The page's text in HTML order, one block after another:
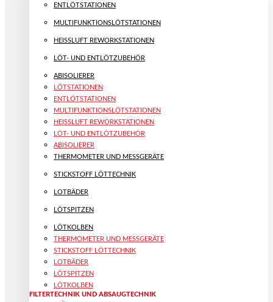
ENTLÖTSTATIONEN
MULTIFUNKTIONS­LÖTSTATIONEN
HEISSLUFT REWORKSTATIONEN
LÖT- UND ENTLÖTZUBEHÖR
ABISOLIERER
LÖTSTATIONEN
ENTLÖTSTATIONEN
MULTIFUNKTIONS­LÖTSTATIONEN
HEISSLUFT REWORKSTATIONEN
LÖT- UND ENTLÖTZUBEHÖR
ABISOLIERER
THERMOMETER UND MESSGERÄTE
STICKSTOFF LÖTTECHNIK
LOTBÄDER
LÖTSPITZEN
LÖTKOLBEN
THERMOMETER UND MESSGERÄTE
STICKSTOFF LÖTTECHNIK
LOTBÄDER
LÖTSPITZEN
LÖTKOLBEN
FILTERTECHNIK UND ABSAUGTECHNIK